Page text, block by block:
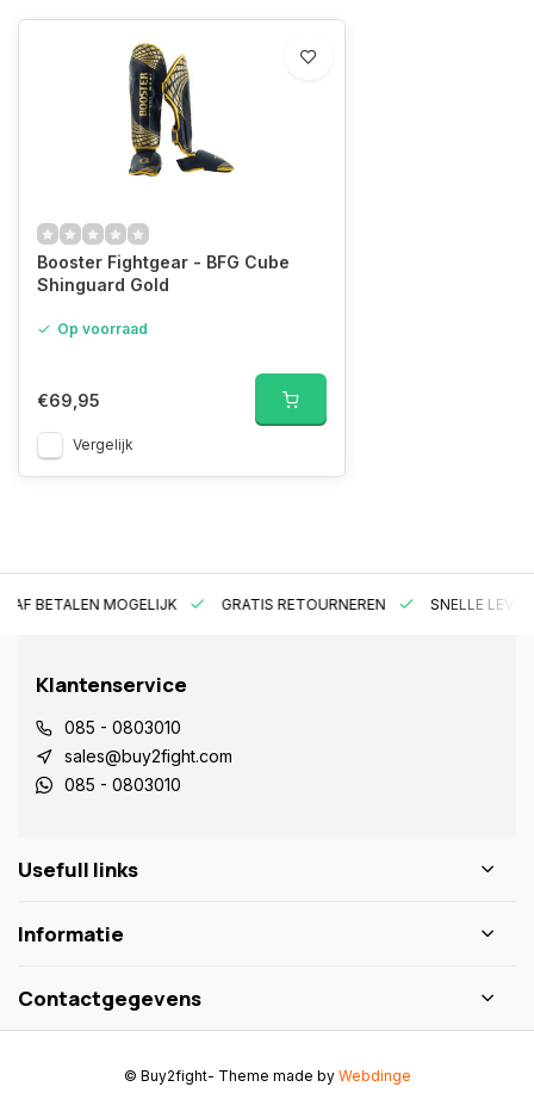
Booster Fightgear - BFG Cube
Shinguard Gold
Op voorraad
€69,95
Vergelijk
BETALEN MOGELIJK GRATIS RETOURNEREN SNELLE
Klantenservice
085 - 0803010
sales@buy2fight.com
085 - 0803010
Usefull links
Informatie
Contactgegevens
© Buy2fight- Theme made by Webdinge